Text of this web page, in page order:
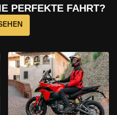
PERFEKTE FAHRT?